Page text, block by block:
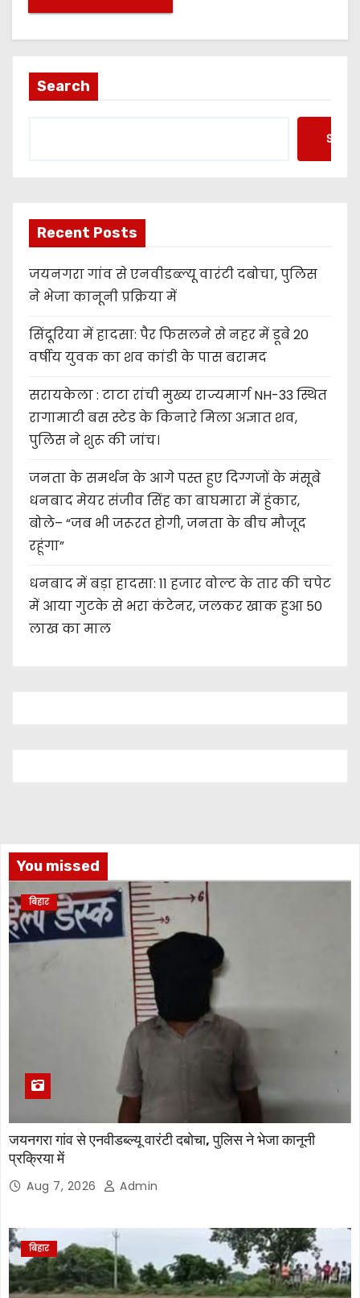
Search
Recent Posts
जयनगरा गांव से एनवीडब्ल्यू वारंटी दबोचा, पुलिस
ने भेजा कानूनी प्रक्रिया में
सिंदूरिया में हादसा: पैर फिसलने से नहर में डूबे 20
वर्षीय युवक का शव कांडी के पास बरामद
सरायकेला : टाटा रांची मुख्य राज्यमार्ग NH-33 स्थित
रागामाटी बस स्टेड के किनारे मिला अज्ञात शव,
पुलिस ने शुरू की जांच।
जनता के समर्थन के आगे पस्त हुए दिग्गजों के मंसूबे
धनबाद मेयर संजीव सिंह का बाघमारा में हुंकार,
बोले– “जब भी जरूरत होगी, जनता के बीच मौजूद
रहूंगा”
धनबाद में बड़ा हादसा: 11 हजार वोल्ट के तार की चपेट
में आया गुटके से भरा कंटेनर, जलकर खाक हुआ 50
लाख का माल
You missed
बिहार
जयनगरा गांव से एनवीडब्ल्यू वारंटी दबोचा, पुलिस ने भेजा कानूनी
प्रक्रिया में
Aug 7, 2026 Admin
बिहार